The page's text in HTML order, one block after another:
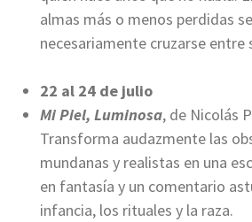
almas más o menos perdidas
necesariamente cruzarse entre
22 al 24 de julio
Mi Piel, Luminosa, de Nicolás
Transforma audazmente las
mundanas y realistas en una
en fantasía y un comentario
infancia, los rituales y la raza.